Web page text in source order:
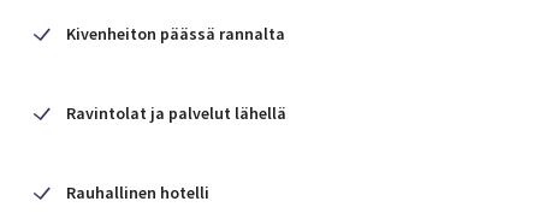
Kivenheiton päässä rannalta
Ravintolat ja palvelut lähellä
Rauhallinen hotelli